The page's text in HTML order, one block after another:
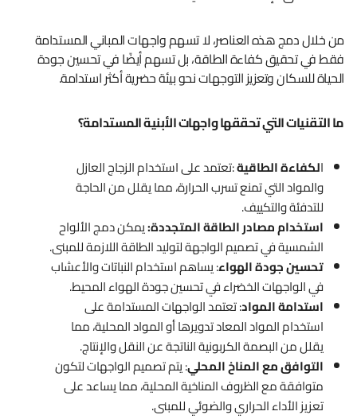
من خلال دمج هذه العناصر، لا تسهم واجهات المباني المستدامة
فقط في تحقيق كفاءة الطاقة، بل تسهم أيضًا في تحسين جودة
الحياة للسكان وتعزيز التوجهات نحو بيئة حضرية أكثر استدامة.
ما التقنيات التي تحققها واجهات الأبنية المستدامة؟
الكفاءة الطاقية:تعتمد على استخدام الزجاج العازل
والمواد التي تمنع تسرب الحرارة، مما يقلل من الحاجة
للتدفئة والتكييف.
استخدام مصادر الطاقة المتجددة:يمكن دمج الألواح
الشمسية في تصميم الواجهة لتوليد الطاقة اللازمة للمبنى.
تحسين جودة الهواء: يساهم استخدام النباتات والأعشاب
في الواجهات الخضراء في تحسين جودة الهواء المحيط.
استدامة المواد: تعتمد الواجهات المستدامة على
استخدام المواد المعاد تدويرها أو المواد المحلية، مما
يقلل من البصمة الكربونية الناتجة عن النقل والإنتاج.
التوافق مع المناخ المحلي: يتم تصميم الواجهات لتكون
متوافقة مع الظروف المناخية المحلية، مما يساعد على
تعزيز الأداء الحراري والضوئي للمبنى.